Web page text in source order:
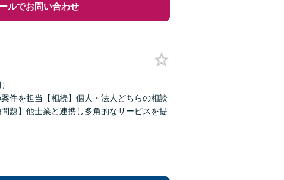
ルでお問い合わせ
件を担当【相続】個人・法人どちらの相談
題】他士業と連携し多角的なサービスを提